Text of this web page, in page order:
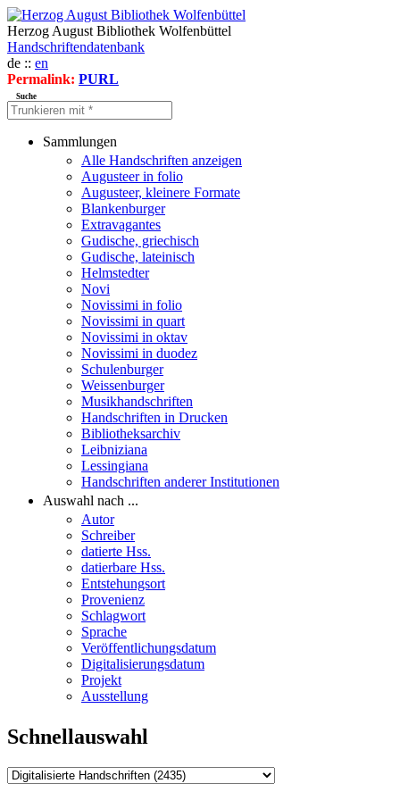
Herzog August Bibliothek Wolfenbüttel
Handschriftendatenbank
de :: en
Permalink: PURL
Suche
Sammlungen
Alle Handschriften anzeigen
Augusteer in folio
Augusteer, kleinere Formate
Blankenburger
Extravagantes
Gudische, griechisch
Gudische, lateinisch
Helmstedter
Novi
Novissimi in folio
Novissimi in quart
Novissimi in oktav
Novissimi in duodez
Schulenburger
Weissenburger
Musikhandschriften
Handschriften in Drucken
Bibliotheksarchiv
Leibniziana
Lessingiana
Handschriften anderer Institutionen
Auswahl nach ...
Autor
Schreiber
datierte Hss.
datierbare Hss.
Entstehungsort
Provenienz
Schlagwort
Sprache
Veröffentlichungsdatum
Digitalisierungsdatum
Projekt
Ausstellung
Schnellauswahl